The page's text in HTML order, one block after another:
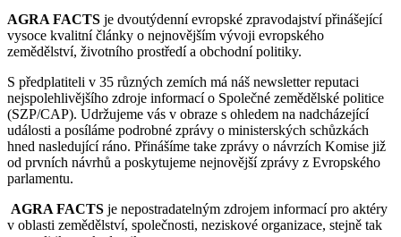
AGRA FACTS je dvoutýdenní evropské zpravodajství přinášející
vysoce kvalitní články o nejnovějším vývoji evropského
zemědělství, životního prostředí a obchodní politiky.
S předplatiteli v 35 různých zemích má náš newsletter reputaci
nejspolehlivějšího zdroje informací o Společné zemědělské politice
(SZP/CAP). Udržujeme vás v obraze s ohledem na nadcházející
události a posíláme podrobné zprávy o ministerských schůzkách
hned nasledující ráno. Přinášíme take zprávy o návrzích Komise již
od prvních návrhů a poskytujeme nejnovější zprávy z Evropského
parlamentu.
AGRA FACTS je nepostradatelným zdrojem informací pro aktéry
v oblasti zemědělství, společnosti, neziskové organizace, stejně tak